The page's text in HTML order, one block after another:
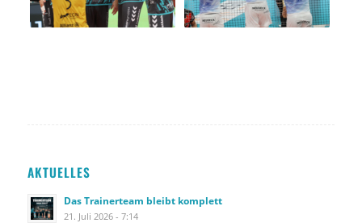
AKTUELLES
Das Trainerteam bleibt komplett
21. Juli 2026 - 7:14